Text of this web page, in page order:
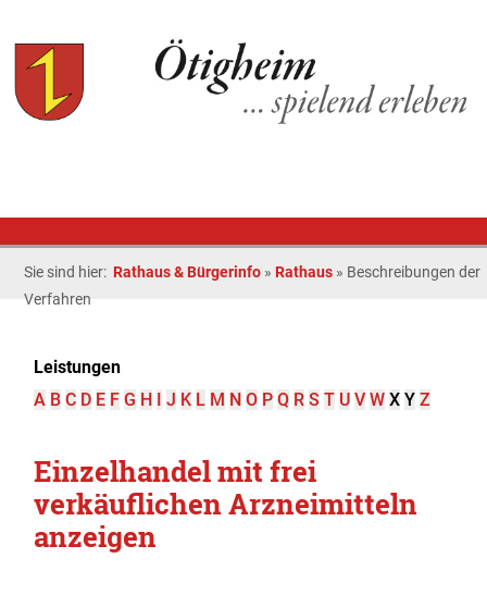
Sie sind hier: Rathaus & Bürgerinfo » Rathaus » Beschreibungen der
Verfahren
Leistungen
A B C D E F G H I J K L M N O P Q R S T U V W X Y Z
Einzelhandel mit frei
verkäuflichen Arzneimitteln
anzeigen